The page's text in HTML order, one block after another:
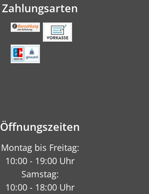
Zahlungsarten
Öffnungszeiten
Montag bis Freitag:
10:00 - 19:00 Uhr
Samstag:
10:00 - 18:00 Uhr